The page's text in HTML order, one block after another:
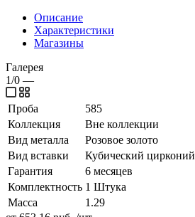
Описание
Характеристики
Магазины
Галерея
1/0 —
Проба
585
Коллекция
Вне коллекции
Вид металла
Розовое золото
Вид вставки
Кубический цирконий
Гарантия
6 месяцев
Комплектность 1 Штука
Масса
1.29